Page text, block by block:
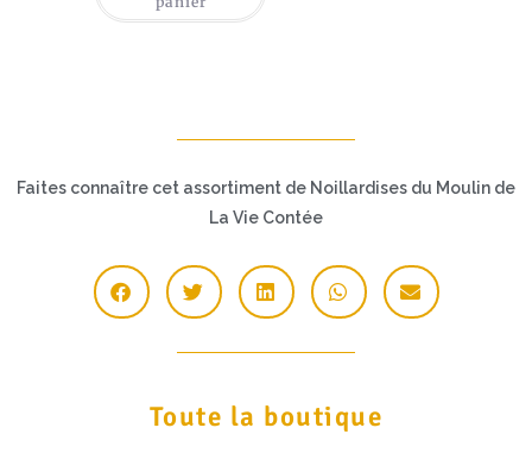
Faites connaître cet assortiment de Noillardises du Moulin de
La Vie Contée
Toute la boutique